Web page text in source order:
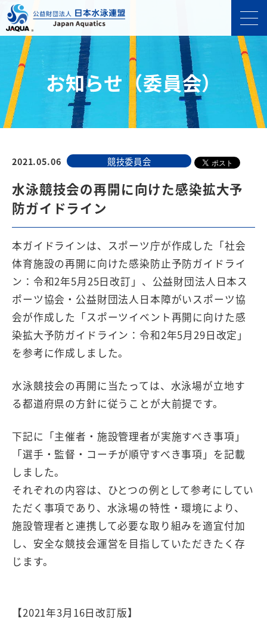
お知らせ（委員会）
2021.05.06 競技委員会
水泳競技会の再開に向けた感染拡大予
防ガイドライン
本ガイドラインは、スポーツ庁が作成した「社会
体育施設の再開に向けた感染防止予防ガイドライ
ン：令和2年5月25日改訂」、公益財団法人日本ス
ポーツ協会・公益財団法人日本障がいスポーツ協
会が作成した「スポーツイベント再開に向けた感
染拡大予防ガイドライン：令和2年5月29日改定」
を参考に作成しました。
水泳競技会の再開に当たっては、水泳場が立地す
る都道府県の方針に従うことが大前提です。
下記に「主催者・施設管理者が実施すべき事項」
「選手・監督・コーチが順守すべき事項」を記載
しました。
それぞれの内容は、ひとつの例として参考にしてい
ただく事項であり、水泳場の特性・環境により、
施設管理者と連携して必要な取り組みを適宜付加
し、安全な競技会運営を目指していただきたく存
じます。
【2021年3月16日改訂版】